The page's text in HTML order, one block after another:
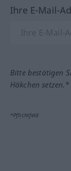
Ihre E-Mail-
Bitte bestätigen
Häkchen setzen.*
*Pflichtfeld